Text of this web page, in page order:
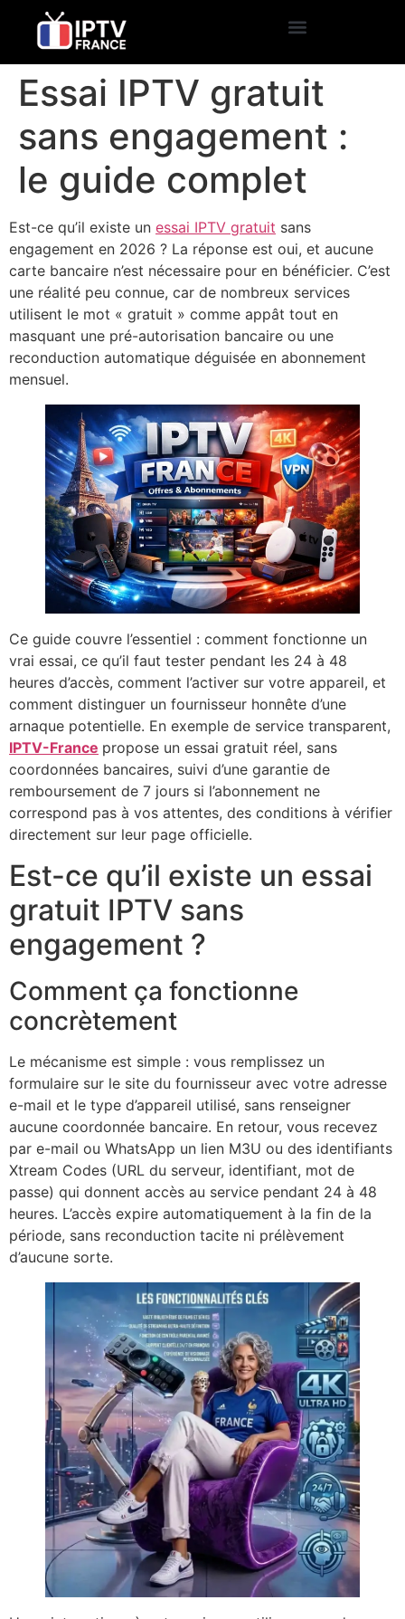
Essai IPTV gratuit
sans engagement :
le guide complet
Est-ce qu’il existe un essai IPTV gratuit sans
engagement en 2026 ? La réponse est oui, et aucune
carte bancaire n’est nécessaire pour en bénéficier. C’est
une réalité peu connue, car de nombreux services
utilisent le mot « gratuit » comme appât tout en
masquant une pré-autorisation bancaire ou une
reconduction automatique déguisée en abonnement
mensuel.
Ce guide couvre l’essentiel : comment fonctionne un
vrai essai, ce qu’il faut tester pendant les 24 à 48
heures d’accès, comment l’activer sur votre appareil, et
comment distinguer un fournisseur honnête d’une
arnaque potentielle. En exemple de service transparent,
IPTV-France propose un essai gratuit réel, sans
coordonnées bancaires, suivi d’une garantie de
remboursement de 7 jours si l’abonnement ne
correspond pas à vos attentes, des conditions à vérifier
directement sur leur page officielle.
Est-ce qu’il existe un essai
gratuit IPTV sans
engagement ?
Comment ça fonctionne
concrètement
Le mécanisme est simple : vous remplissez un
formulaire sur le site du fournisseur avec votre adresse
e-mail et le type d’appareil utilisé, sans renseigner
aucune coordonnée bancaire. En retour, vous recevez
par e-mail ou WhatsApp un lien M3U ou des identifiants
Xtream Codes (URL du serveur, identifiant, mot de
passe) qui donnent accès au service pendant 24 à 48
heures. L’accès expire automatiquement à la fin de la
période, sans reconduction tacite ni prélèvement
d’aucune sorte.